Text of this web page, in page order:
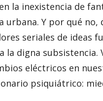
la inexistencia de
urbana. Y por qué no,
seriales de ideas
la digna
eléctricos en
psiquiátrico: